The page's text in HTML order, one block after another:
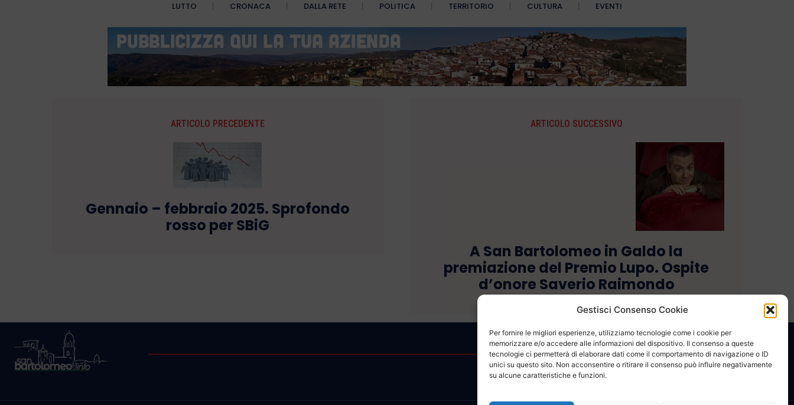
Gestisci Consenso Cookie
Per fornire le migliori esperienze, utilizziamo tecnologie come i cookie per
memorizzare e/o accedere alle informazioni del dispositivo. Il consenso a queste
tecnologie ci permetterà di elaborare dati come il comportamento di navigazione o ID
unici su questo sito. Non acconsentire o ritirare il consenso può influire negativamente
su alcune caratteristiche e funzioni.
LUTTO CRONACA DALLA RETE POLITICA TERRITORIO CULTURA EVENTI
ARTICOLO PRECEDENTE
Gennaio – febbraio 2025. Sprofondo
rosso per SBiG
ARTICOLO SUCCESSIVO
A San Bartolomeo in Galdo la
premiazione del Premio Lupo. Ospite
d’onore Saverio Raimondo
CONTATTACI COOKIE POLICY PRIVACY